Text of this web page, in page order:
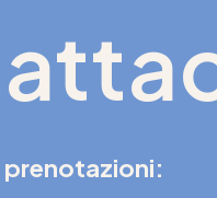
prenotazioni: